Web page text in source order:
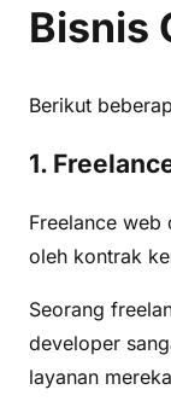
Bisnis
Berikut
1.
Freelance
oleh kontrak
Seorang
developer
layanan